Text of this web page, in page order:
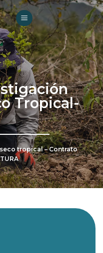
Tropical-
tropical – Contrato